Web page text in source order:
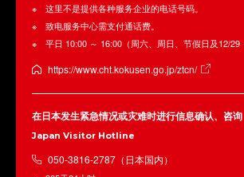
这里不是提供各种服务企业的电话号码。
致电服务中心需支付通话费。
平日 10:00 ～ 16:00（周六、周日、节假日及12/29
https://www.cht.kokusen.go.jp/ztcn/
在日本发生紧急情况或灾难时进行信息确认、咨询
Japan Visitor Hotline
050-3816-2787（日本国内）